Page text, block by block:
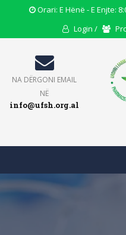
Opening
Orari: E Hënë - E Enjte:
User
Login /
Email
NA DËRGONI EMAIL
NË
info@ufsh.org.al